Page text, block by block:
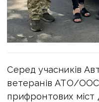
Серед учасників
ветеранів АТО/ООС
прифронтових міст